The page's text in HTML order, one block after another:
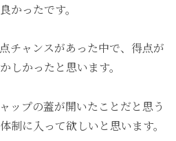
かったです。
チャンスがあった中で、得点が
しかったと思います。
ップの蓋が開いたことだと思う
制に入って欲しいと思います。